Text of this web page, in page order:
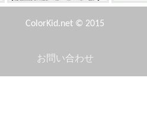
スキナーは、スプーンを探し
ColorKid.net © 2015
お問い合わせ